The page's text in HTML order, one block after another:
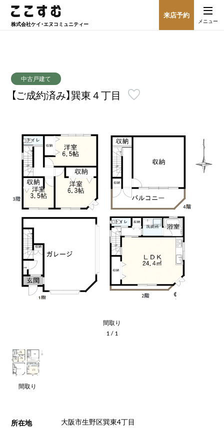
株式会社ケイ・エヌコミュニティー
来店予約
メニュー
中古戸建て
【ご成約済み】巽東４丁目
間取り
1/1
間取り
所在地 大阪市生野区巽東4丁目